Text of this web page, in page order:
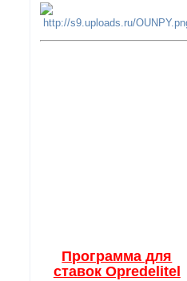
Программа для
ставок Opredelitel